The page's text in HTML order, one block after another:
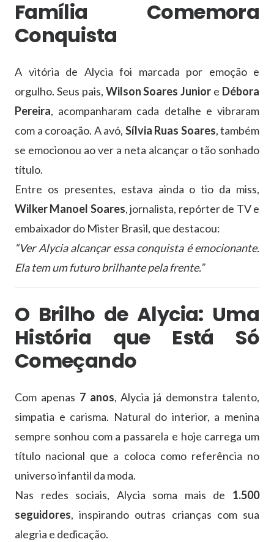
Família Comemora
Conquista
A vitória de Alycia foi marcada por emoção e
orgulho. Seus pais, Wilson Soares Junior e Débora
Pereira, acompanharam cada detalhe e vibraram
com a coroação. A avó, Sílvia Ruas Soares, também
se emocionou ao ver a neta alcançar o tão sonhado
título.
Entre os presentes, estava ainda o tio da miss,
Wilker Manoel Soares, jornalista, repórter de TV e
embaixador do Mister Brasil, que destacou:
“Ver Alycia alcançar essa conquista é emocionante.
Ela tem um futuro brilhante pela frente.”
O Brilho de Alycia: Uma
História que Está Só
Começando
Com apenas 7 anos, Alycia já demonstra talento,
simpatia e carisma. Natural do interior, a menina
sempre sonhou com a passarela e hoje carrega um
título nacional que a coloca como referência no
universo infantil da moda.
Nas redes sociais, Alycia soma mais de 1.500
seguidores, inspirando outras crianças com sua
alegria e dedicação.